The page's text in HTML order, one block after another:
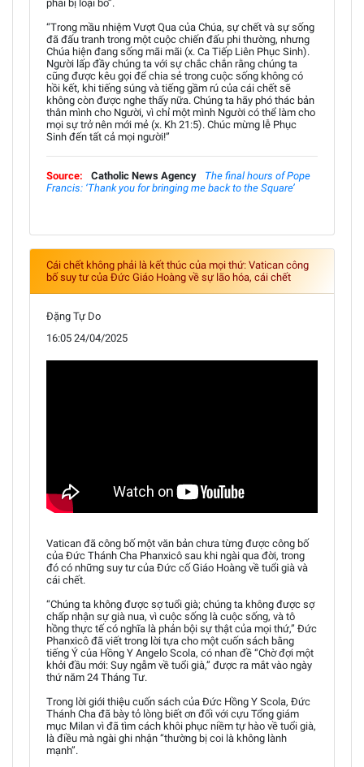
phải bị loại bỏ”.
“Trong mầu nhiệm Vượt Qua của Chúa, sự chết và sự sống
đã đấu tranh trong một cuộc chiến đấu phi thường, nhưng
Chúa hiện đang sống mãi mãi (x. Ca Tiếp Liên Phục Sinh).
Người lấp đầy chúng ta với sự chắc chắn rằng chúng ta
cũng được kêu gọi để chia sẻ trong cuộc sống không có
hồi kết, khi tiếng súng và tiếng gầm rú của cái chết sẽ
không còn được nghe thấy nữa. Chúng ta hãy phó thác bản
thân mình cho Người, vì chỉ một mình Người có thể làm cho
mọi sự trở nên mới mẻ (x. Kh 21:5). Chúc mừng lễ Phục
Sinh đến tất cả mọi người!”
Source: Catholic News Agency
The final hours of Pope
Francis: ‘Thank you for bringing me back to the Square’
Cái chết không phải là kết thúc của mọi thứ: Vatican công
bố suy tư của Đức Giáo Hoàng về sự lão hóa, cái chết
Đặng Tự Do
16:05 24/04/2025
Vatican đã công bố một văn bản chưa từng được công bố
của Đức Thánh Cha Phanxicô sau khi ngài qua đời, trong
đó có những suy tư của Đức cố Giáo Hoàng về tuổi già và
cái chết.
“Chúng ta không được sợ tuổi già; chúng ta không được sợ
chấp nhận sự già nua, vì cuộc sống là cuộc sống, và tô
hồng thực tế có nghĩa là phản bội sự thật của mọi thứ,” Đức
Phanxicô đã viết trong lời tựa cho một cuốn sách bằng
tiếng Ý của Hồng Y Angelo Scola, có nhan đề “Chờ đợi một
khởi đầu mới: Suy ngẫm về tuổi già,” được ra mắt vào ngày
thứ năm 24 Tháng Tư.
Trong lời giới thiệu cuốn sách của Đức Hồng Y Scola, Đức
Thánh Cha đã bày tỏ lòng biết ơn đối với cựu Tổng giám
mục Milan vì đã tìm cách khôi phục niềm tự hào về tuổi già,
là điều mà ngài ghi nhận “thường bị coi là không lành
mạnh”.